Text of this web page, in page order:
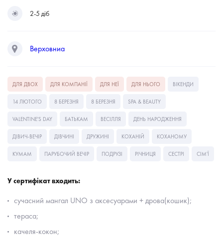
2-5 діб
Верховниа
ДЛЯ ДВОХ ДЛЯ КОМПАНІЇ ДЛЯ НЕЇ ДЛЯ НЬОГО ВІКЕНДИ
14 ЛЮТОГО 8 БЕРЕЗНЯ 8 БЕРЕЗНЯ SPA & BEAUTY
VALENTINE'S DAY БАТЬКАМ ВЕСІЛЛЯ ДЕНЬ НАРОДЖЕННЯ
ДІВИЧ-ВЕЧІР ДІВЧИНІ ДРУЖИНІ КОХАНІЙ КОХАНОМУ
КУМАМ ПАРУБОЧИЙ ВЕЧІР ПОДРУЗІ РІЧНИЦЯ СЕСТРІ СІМ'Ї
У сертифікат входить:
сучасний мангал UNO з аксесуарами + дрова(кошик);
тераса;
качеля-кокон;